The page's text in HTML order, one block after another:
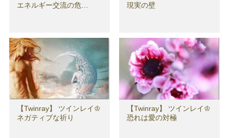
エネルギー交流の危…
現実の壁
【Twinray】 ツインレイ♔
ネガティブな祈り
【Twinray】 ツインレイ♔
恐れは愛の対極